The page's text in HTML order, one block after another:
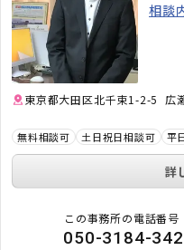
相談
東京都大田区北千束1-2-5 広
無料相談可 土日祝日相談可 平
詳
この事務所の電話番号
050-3184-